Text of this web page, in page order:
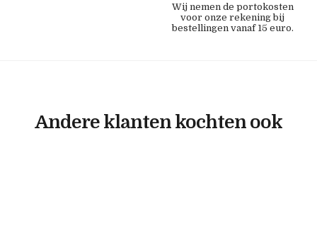
Wij nemen de portokosten
voor onze rekening bij
bestellingen vanaf 15 euro.
Andere klanten kochten ook